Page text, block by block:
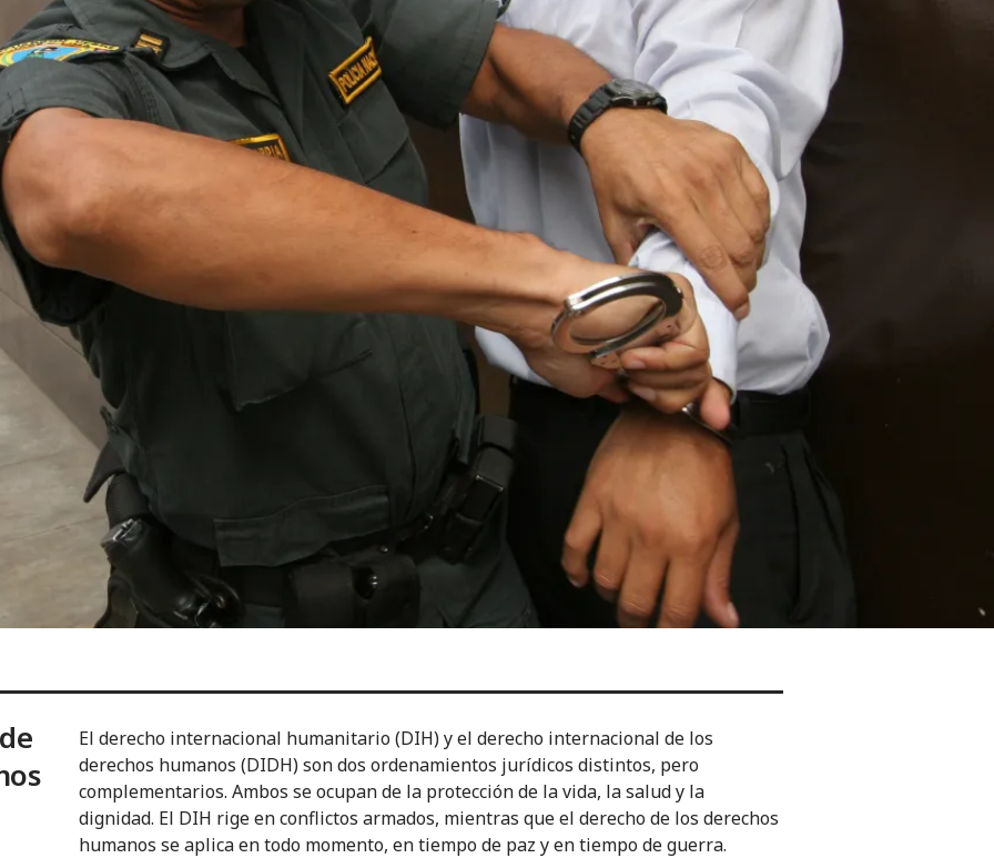
El derecho internacional humanitario (DIH) y el derecho internacional de los
derechos humanos (DIDH) son dos ordenamientos jurídicos distintos, pero
complementarios. Ambos se ocupan de la protección de la vida, la salud y la
dignidad. El DIH rige en conflictos armados, mientras que el derecho de los derechos
humanos se aplica en todo momento, en tiempo de paz y en tiempo de guerra.